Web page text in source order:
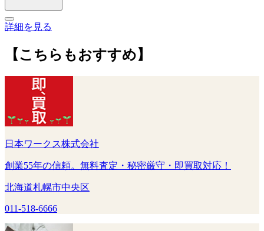
詳細を見る
【こちらもおすすめ】
日本ワークス株式会社
創業55年の信頼。無料査定・秘密厳守・即買取対応！
北海道札幌市中央区
011-518-6666